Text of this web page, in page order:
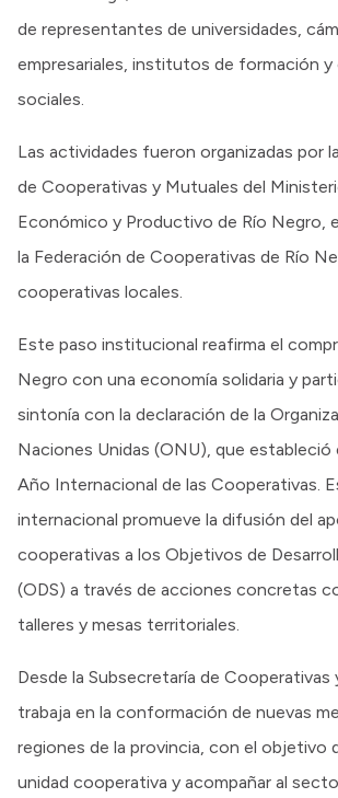
de representantes de universidades,
empresariales, institutos de formación y
sociales.
Las actividades fueron organizadas por
de Cooperativas y Mutuales del
Económico y Productivo de Río Negro,
la Federación de Cooperativas de Río
cooperativas locales.
Este paso institucional reafirma el
Negro con una economía solidaria y
sintonía con la declaración de la
Naciones Unidas (ONU), que estableció
Año Internacional de las Cooperativas.
internacional promueve la difusión del
cooperativas a los Objetivos de
(ODS) a través de acciones concretas
talleres y mesas territoriales.
Desde la Subsecretaría de Cooperativas
trabaja en la conformación de nuevas
regiones de la provincia, con el objetivo
unidad cooperativa y acompañar al